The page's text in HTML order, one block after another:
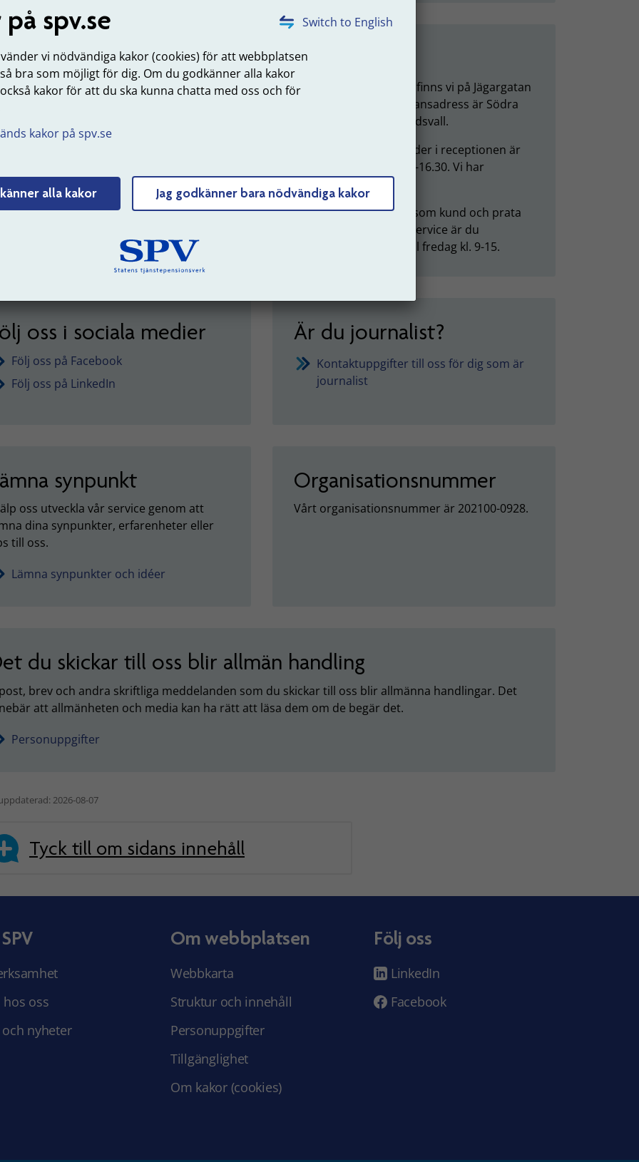
Switch to English
spv.se
vi nödvändiga kakor (cookies) för att webbplatsen
bra som möjligt för dig. Om du godkänner alla kakor
kakor för att du ska kunna chatta med oss och för
kakor på spv.se
alla kakor Jag godkänner bara nödvändiga kakor
brev
fakturor
och tar emot e-fakturor
Besöka oss
Om du ska besöka oss finns vi på Jägargatan
1 i Sundsvall. Vår leveransadress är Södra
Järnvägsgatan 43 i Sundsvall.
Våra ordinarie öppettider i receptionen är
måndag till fredag kl. 8-16.30. Vi har
lunchstängt kl. 12-13.
Om du vill besöka oss som kund och prata
med någon från kundservice är du
välkommen måndag till fredag kl. 9-15.
oss i sociala medier
Följ oss på Facebook
Följ oss på LinkedIn
Är du journalist?
Kontaktuppgifter till oss för dig som är
journalist
synpunkt
oss utveckla vår service genom att
dina synpunkter, erfarenheter eller
till oss.
Lämna synpunkter och idéer
Organisationsnummer
Vårt organisationsnummer är 202100-0928.
du skickar till oss blir allmän handling
brev och andra skriftliga meddelanden som du skickar till oss blir allmänna handlingar. Det
att allmänheten och media kan ha rätt att läsa dem om de begär det.
Personuppgifter
2026-08-07
Tyck till om sidans innehåll
hos oss
och nyheter
Om webbplatsen
Webbkarta
Struktur och innehåll
Personuppgifter
Tillgänglighet
Om kakor (cookies)
Följ oss
LinkedIn
Facebook